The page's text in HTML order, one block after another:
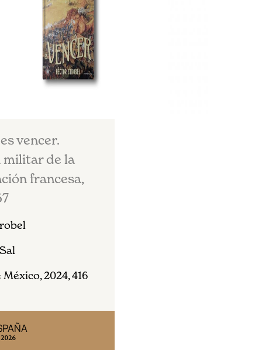
vencer.
de la
francesa,
2024, 416